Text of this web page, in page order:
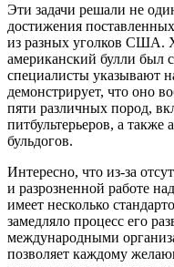
Эти задачи решали не
достижения
из разных уголков США.
американский булли был
специалисты указывают
демонстрирует, что оно
пяти различных пород,
питбультерьеров, а
бульдогов.
Интересно, что из-за
и разрозненной работе
имеет несколько
замедляло процесс его
международными
позволяет каждому